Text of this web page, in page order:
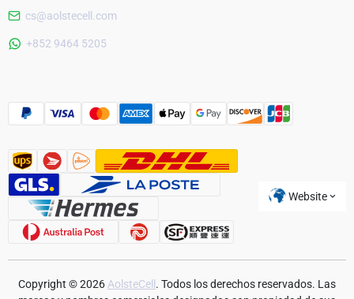
cs@aolstecell.com
+852 9464 5205
Website
Czech Republic
Copyright © 2026 AolsteCell . Todos los derechos reservados. Las